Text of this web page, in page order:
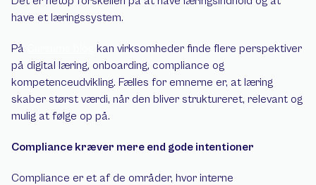
have et læringssystem.
På
kan virksomheder finde flere perspektiver
på digital læring, onboarding, compliance og
kompetenceudvikling. Fælles for emnerne er, at læring
skaber størst værdi, når den bliver struktureret, relevant og
mulig at følge op på.
Compliance kræver mere end gode intentioner
Compliance er et af de områder, hvor interne